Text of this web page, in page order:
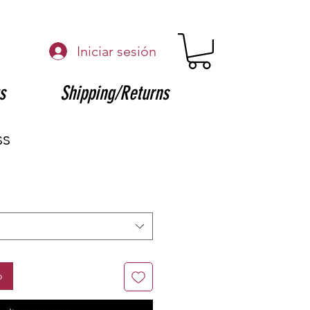
Iniciar sesión
Shipping/Returns